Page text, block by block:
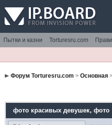
Пытки и казни Torturesru.com
Форум Torturesru.com > Основная
фото красивых девушек, фото